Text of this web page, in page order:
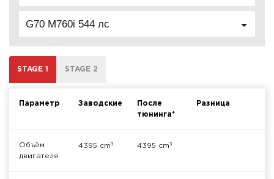
G70 M760i 544 лс
STAGE 1 STAGE 2
Параметр Заводские
После
тюнинга*
Разница
Объём
двигателя
4395 cm³ 4395 cm³